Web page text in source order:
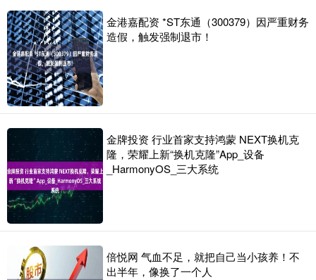
金港嘉配资 *ST东通（300379）因严重财务
造假，触发强制退市！
金牌投资 行业首家支持鸿蒙 NEXT换机克
隆，荣耀上新“换机克隆”App_设备
_HarmonyOS_三大系统
倍悦网 气血不足，就把自己当小孩养！不
出半年，像换了一个人